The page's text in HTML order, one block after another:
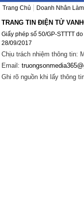
Trang Chủ Doanh Nhân Làm
TRANG TIN ĐIỆN TỬ
Giấy phép số 50/GP-STTTT
28/09/2017
Chịu trách nhiệm thông tin:
Email:
Ghi rõ nguồn khi lấy thông